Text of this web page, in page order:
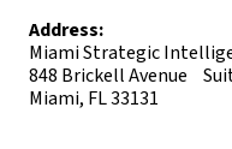
Address:
Miami Strategic
848 Brickell Avenue
Miami, FL 33131